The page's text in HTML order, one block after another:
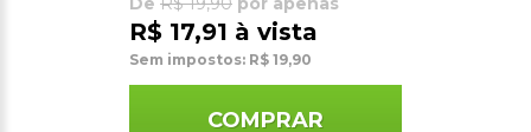
R$ 17,91 à vista
Sem impostos: R$ 19,90
COMPRAR